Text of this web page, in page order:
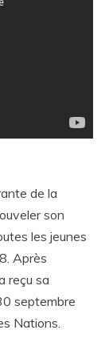
de la
son
les jeunes
Après
reçu sa
septembre
Nations.